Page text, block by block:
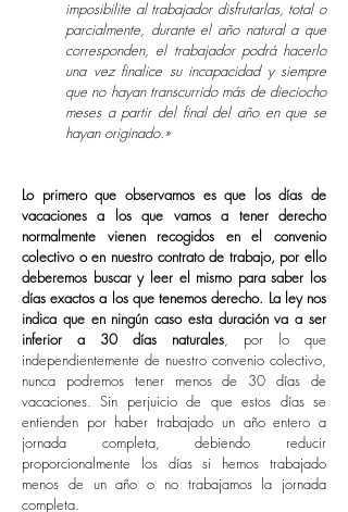
imposibilite al trabajador disfrutarlas, total o
parcialmente, durante el año natural a que
corresponden, el trabajador podrá hacerlo
una vez finalice su incapacidad y siempre
que no hayan transcurrido más de dieciocho
meses a partir del final del año en que se
hayan originado.»
Lo primero que observamos es que los días de
vacaciones a los que vamos a tener derecho
normalmente vienen recogidos en el convenio
colectivo o en nuestro contrato de trabajo, por ello
deberemos buscar y leer el mismo para saber los
días exactos a los que tenemos derecho. La ley nos
indica que en ningún caso esta duración va a ser
inferior a 30 días naturales, por lo que
independientemente de nuestro convenio colectivo,
nunca podremos tener menos de 30 días de
vacaciones. Sin perjuicio de que estos días se
entienden por haber trabajado un año entero a
jornada completa, debiendo reducir
proporcionalmente los días si hemos trabajado
menos de un año o no trabajamos la jornada
completa.